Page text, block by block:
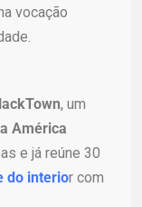
vocação
, um
América
e já reúne 30
do interior com